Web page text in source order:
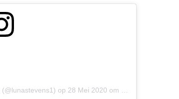
(@lunastevens1) op 28 Mei 2020 om 7:54 (PDT)